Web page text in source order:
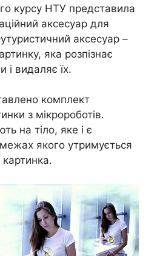
курсу НТУ представила
аксесуар для
аксесуар –
яка розпізнає
і видаляє їх.
комплект
з мікророботів.
на тіло, яке і є
якого утримується